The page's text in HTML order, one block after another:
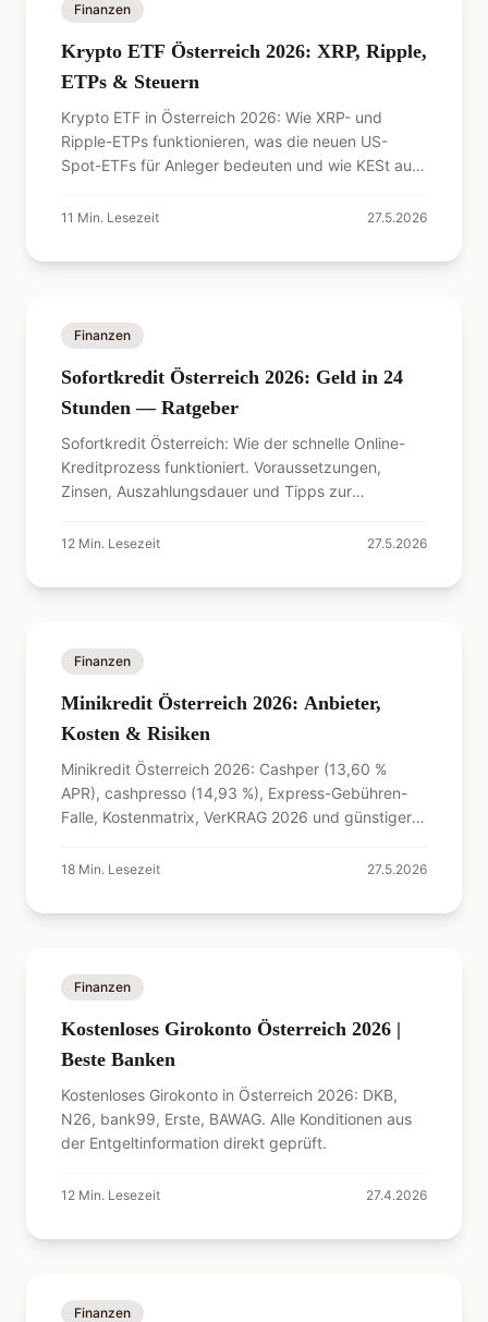
Finanzen
Krypto ETF Österreich 2026: XRP, Ripple,
ETPs & Steuern
Krypto ETF in Österreich 2026: Wie XRP- und
Ripple-ETPs funktionieren, was die neuen US-
Spot-ETFs für Anleger bedeuten und wie KESt auf
11 Min. Lesezeit 27.5.2026
Finanzen
Sofortkredit Österreich 2026: Geld in 24
Stunden — Ratgeber
Sofortkredit Österreich: Wie der schnelle Online-
Kreditprozess funktioniert. Voraussetzungen,
Zinsen, Auszahlungsdauer und Tipps zur
12 Min. Lesezeit 27.5.2026
Finanzen
Minikredit Österreich 2026: Anbieter,
Kosten & Risiken
Minikredit Österreich 2026: Cashper (13,60 %
APR), cashpresso (14,93 %), Express-Gebühren-
Falle, Kostenmatrix, VerKRAG 2026 und günstigere
18 Min. Lesezeit 27.5.2026
Finanzen
Kostenloses Girokonto Österreich 2026 |
Beste Banken
Kostenloses Girokonto in Österreich 2026: DKB,
N26, bank99, Erste, BAWAG. Alle Konditionen aus
der Entgeltinformation direkt geprüft.
12 Min. Lesezeit 27.4.2026
Finanzen